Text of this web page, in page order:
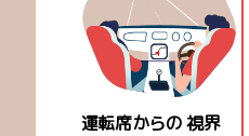
運転席からの視界